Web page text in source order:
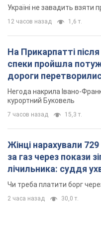
Україні не завадить взяти
12 часов назад 1,6 т.
На Прикарпатті
спеки пройшла
дороги
Відео
Негода накрила Івано-
курортний Буковель
7 часов назад 15,3 т.
Жінці нарахували
за газ через покази
лічильника: суддя
неочікуване рішення
Чи треба платити борг
2 часа назад 30,0 т.